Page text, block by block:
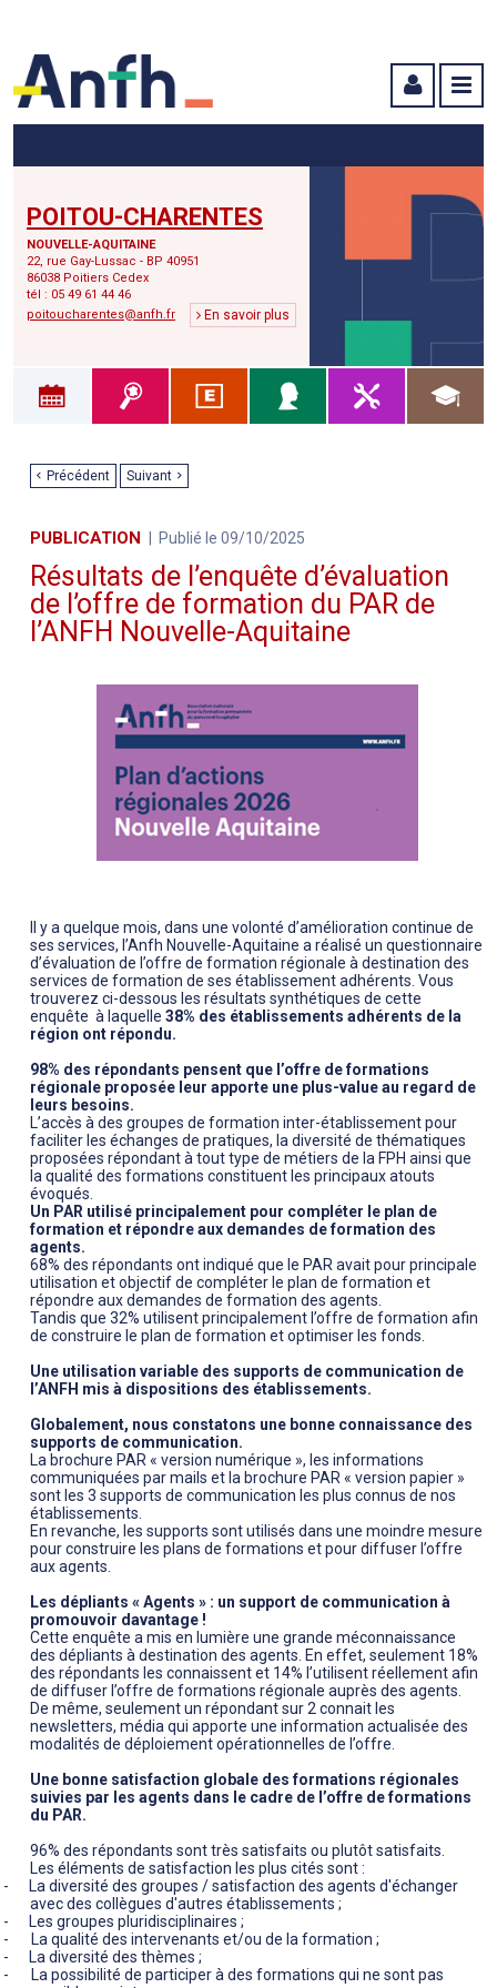
POITOU-CHARENTES
NOUVELLE-AQUITAINE
22, rue Gay-Lussac - BP 40951
86038 Poitiers Cedex
tél : 05 49 61 44 46
poitoucharentes@anfh.fr
En savoir plus
Précédent Suivant
PUBLICATION Publié le 09/10/2025
Résultats de l’enquête d’évaluation
de l’offre de formation du PAR de
l’ANFH Nouvelle-Aquitaine
Il y a quelque mois, dans une volonté d’amélioration continue de
ses services, l’Anfh Nouvelle-Aquitaine a réalisé un questionnaire
d’évaluation de l’offre de formation régionale à destination des
services de formation de ses établissement adhérents. Vous
trouverez ci-dessous les résultats synthétiques de cette
enquête à laquelle 38% des établissements adhérents de la
région ont répondu.
98% des répondants pensent que l’offre de formations
régionale proposée leur apporte une plus-value au regard de
leurs besoins.
L’accès à des groupes de formation inter-établissement pour
faciliter les échanges de pratiques, la diversité de thématiques
proposées répondant à tout type de métiers de la FPH ainsi que
la qualité des formations constituent les principaux atouts
évoqués.
Un PAR utilisé principalement pour compléter le plan de
formation et répondre aux demandes de formation des
agents.
68% des répondants ont indiqué que le PAR avait pour principale
utilisation et objectif de compléter le plan de formation et
répondre aux demandes de formation des agents.
Tandis que 32% utilisent principalement l’offre de formation afin
de construire le plan de formation et optimiser les fonds.
Une utilisation variable des supports de communication de
l’ANFH mis à dispositions des établissements.
Globalement, nous constatons une bonne connaissance des
supports de communication.
La brochure PAR « version numérique », les informations
communiquées par mails et la brochure PAR « version papier »
sont les 3 supports de communication les plus connus de nos
établissements.
En revanche, les supports sont utilisés dans une moindre mesure
pour construire les plans de formations et pour diffuser l’offre
aux agents.
Les dépliants « Agents » : un support de communication à
promouvoir davantage !
Cette enquête a mis en lumière une grande méconnaissance
des dépliants à destination des agents. En effet, seulement 18%
des répondants les connaissent et 14% l’utilisent réellement afin
de diffuser l’offre de formations régionale auprès des agents.
De même, seulement un répondant sur 2 connait les
newsletters, média qui apporte une information actualisée des
modalités de déploiement opérationnelles de l’offre.
Une bonne satisfaction globale des formations régionales
suivies par les agents dans le cadre de l’offre de formations
du PAR.
96% des répondants sont très satisfaits ou plutôt satisfaits.
Les éléments de satisfaction les plus cités sont :
-
La diversité des groupes / satisfaction des agents d'échanger
avec des collègues d'autres établissements ;
-
Les groupes pluridisciplinaires ;
-
La qualité des intervenants et/ou de la formation ;
-
La diversité des thèmes ;
-
La possibilité de participer à des formations qui ne sont pas